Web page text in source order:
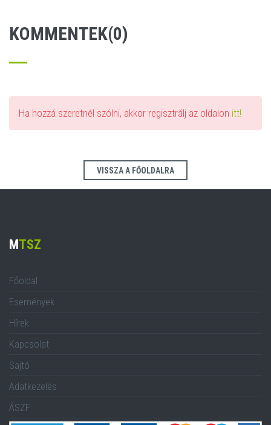
KOMMENTEK(0)
Ha hozzá szeretnél szólni, akkor regisztrálj az oldalon itt!
VISSZA A FŐOLDALRA
MTSZ
Főoldal
Események
Hírek
Kapcsolat
Sajtó
Adatkezelés
ÁSZF